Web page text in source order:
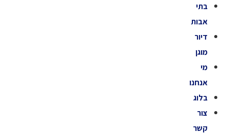
בתי
אבות
דיור
מוגן
מי
אנחנו
בלוג
צור
קשר